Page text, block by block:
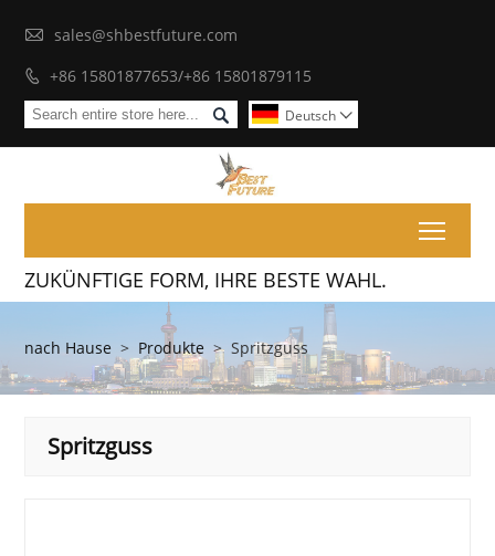
 sales@shbestfuture.com
 +86 15801877653/+86 15801879115
 Deutsch 
ZUKÜNFTIGE FORM, IHRE BESTE WAHL.
nach Hause > Produkte > Spritzguss
Spritzguss